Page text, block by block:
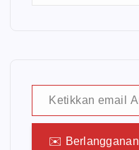
Ketikkan email Anda...
✉️ Berlangganan